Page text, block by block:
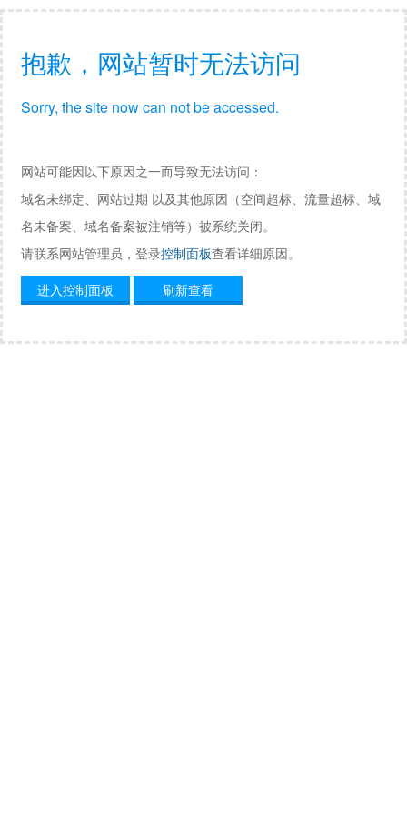
抱歉，网站暂时无法访问
Sorry, the site now can not be accessed.
网站可能因以下原因之一而导致无法访问：
域名未绑定、网站过期 以及其他原因（空间超标、流量超标、域
名未备案、域名备案被注销等）被系统关闭。
请联系网站管理员，登录控制面板查看详细原因。
进入控制面板
刷新查看